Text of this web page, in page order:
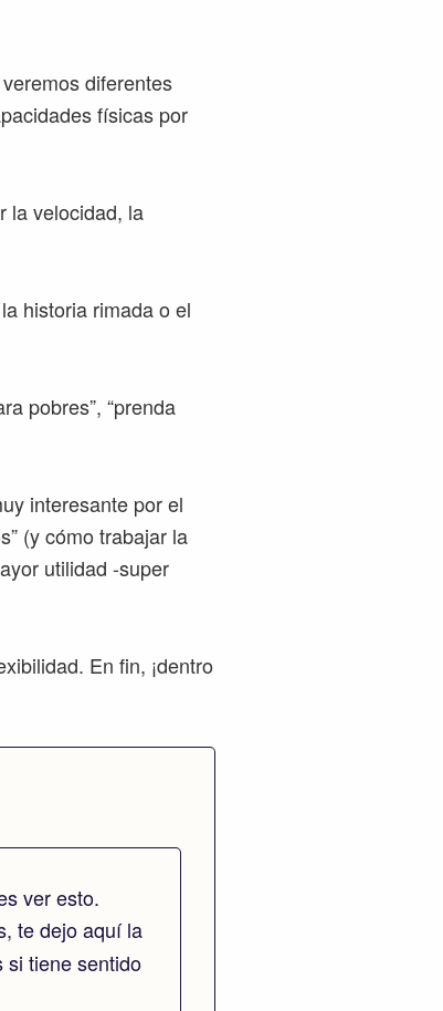
diferentes
físicas por
la velocidad, la
historia rimada o el
pobres”, “prenda
interesante por el
(y cómo trabajar la
utilidad -super
En fin, ¡dentro
ver esto.
te dejo aquí la
tiene sentido